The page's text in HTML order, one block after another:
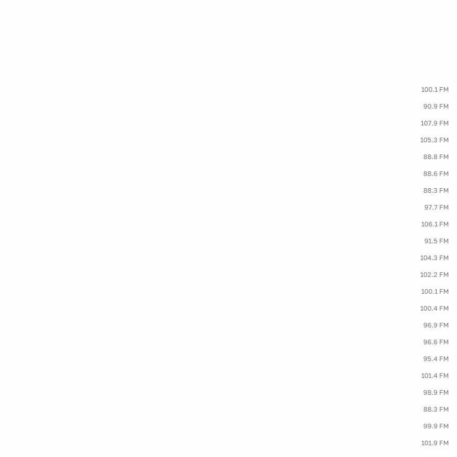
100.1 FM
90.9 FM
107.9 FM
105.3 FM
88.8 FM
88.6 FM
88.3 FM
97.7 FM
106.1 FM
91.5 FM
104.3 FM
102.2 FM
100.1 FM
100.4 FM
96.9 FM
96.6 FM
95.4 FM
101.4 FM
98.9 FM
88.3 FM
99.9 FM
101.9 FM